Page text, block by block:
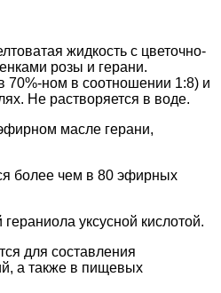
жидкость с цветочно-
розы и герани.
70%-ном в соотношении 1:8) и
Не растворяется в воде.
масле герани,
более чем в 80 эфирных
уксусной кислотой.
для составления
а также в пищевых